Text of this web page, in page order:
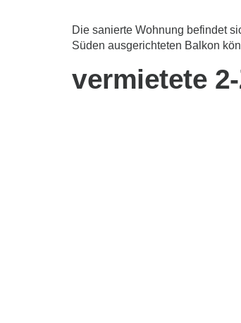
Die sanierte Wohnung befindet
Süden ausgerichteten Balkon
vermietete